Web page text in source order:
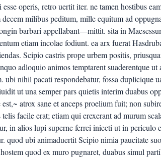
esse operis, retro uertit iter. ne tamen hostibus
milibus peditum, mille equitum ad
barbari appellabant—mittit. sita in
etiam incolae fodiunt. ea arx fuerat
Scipio castris prope urbem positis,
adloquio animos temptarent suaderentque
ubi nihil pacati respondebatur, fossa duplicique
ut una semper pars quietis interim duabus
atrox sane et anceps proelium fuit; non
facile erat; etiam qui erexerant ad murum
in alios lupi superne ferrei iniecti ut in periculo
quod ubi animaduertit Scipio nimia paucitate
quod ex muro pugnaret, duabus simul